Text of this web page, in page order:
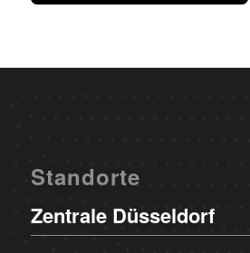
Standorte
Zentrale Düsseldorf